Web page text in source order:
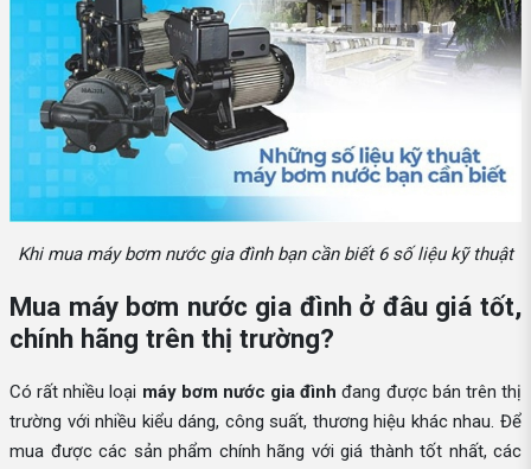
Khi mua máy bơm nước gia đình bạn cần biết 6 số liệu kỹ thuật
Mua máy bơm nước gia đình ở đâu giá tốt,
chính hãng trên thị trường?
Có rất nhiều loại máy bơm nước gia đình đang được bán trên thị
trường với nhiều kiểu dáng, công suất, thương hiệu khác nhau. Để
mua được các sản phẩm chính hãng với giá thành tốt nhất, các